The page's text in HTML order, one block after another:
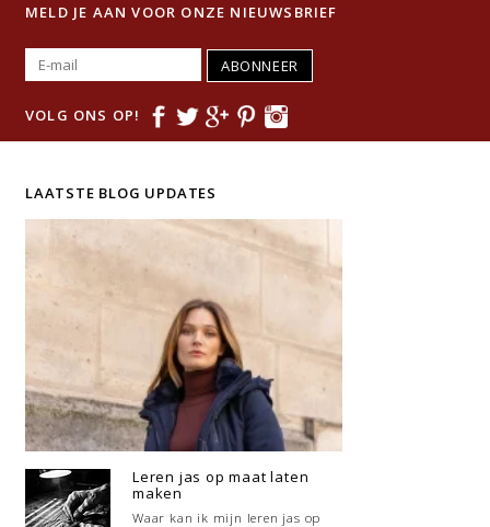
MELD JE AAN VOOR ONZE NIEUWSBRIEF
ABONNEER
VOLG ONS OP!
LAATSTE BLOG UPDATES
Leren jas op maat laten
maken
Waar kan ik mijn leren jas op